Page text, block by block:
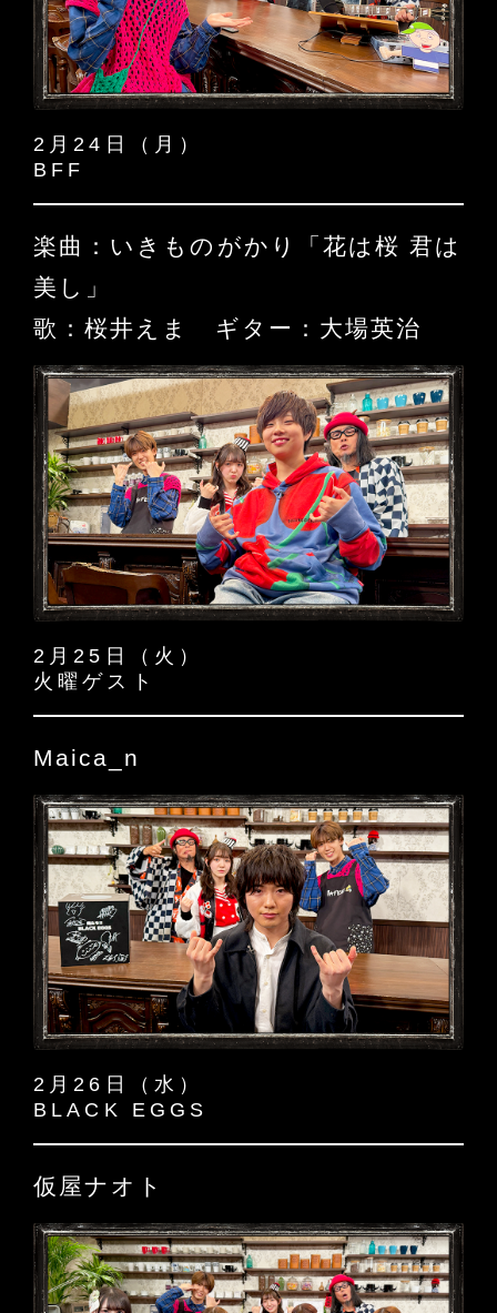
2月24日（月）
BFF
楽曲：いきものがかり「花は桜 君は
美し」
歌：桜井えま ギター：大場英治
2月25日（火）
火曜ゲスト
Maica_n
2月26日（水）
BLACK EGGS
仮屋ナオト